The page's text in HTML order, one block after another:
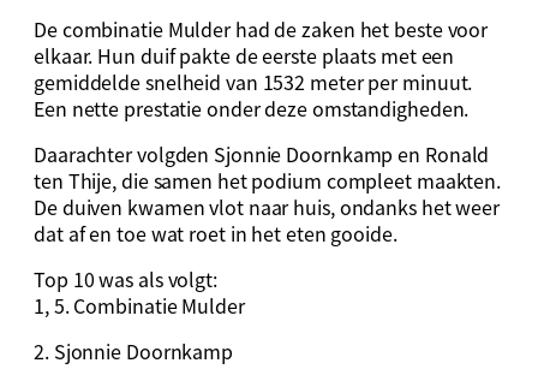
De combinatie Mulder had de zaken het beste voor
elkaar. Hun duif pakte de eerste plaats met een
gemiddelde snelheid van 1532 meter per minuut.
Een nette prestatie onder deze omstandigheden.
Daarachter volgden Sjonnie Doornkamp en Ronald
ten Thije, die samen het podium compleet maakten.
De duiven kwamen vlot naar huis, ondanks het weer
dat af en toe wat roet in het eten gooide.
Top 10 was als volgt:
1, 5. Combinatie Mulder
2. Sjonnie Doornkamp